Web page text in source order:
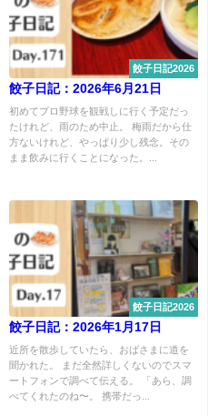
餃子日記2026
餃子日記：2026年6月21日
初めてプロ野球を観戦しに行く予定だっ
たけれど、雨のため中止。 梅雨だから仕
方ないけれど、やっぱり少し残念。その
まま飲みに行くことになった。...
餃子日記2026
餃子日記：2026年1月17日
近所を散歩していたら、おばさまに道を
聞かれた。 まだ全然詳しくないのでスマ
ートフォンで調べて伝える。 「あら、調
べてくれたのね〜。 携帯だっ...